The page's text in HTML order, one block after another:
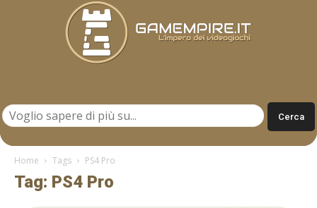
Home Tags PS4 Pro
Tag: PS4 Pro